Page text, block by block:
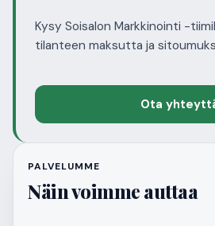
Kysy Soisalon Markkinointi -
tilanteen maksutta ja
Ota
PALVELUMME
Näin voimme auttaa